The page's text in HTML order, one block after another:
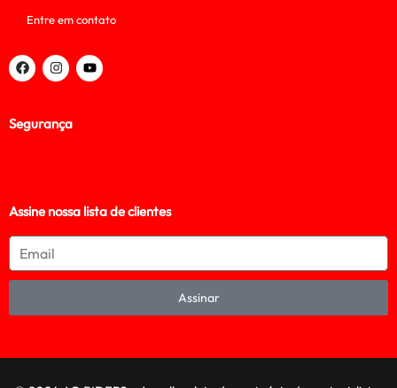
Entre em contato
Segurança
Assine nossa lista de clientes
Assinar